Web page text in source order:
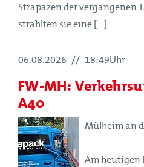
Strapazen der vergangenen
strahlten sie eine [...]
06.08.2026 // 18:49Uhr
FW-MH:
A40
Mülheim an
Am heutigen